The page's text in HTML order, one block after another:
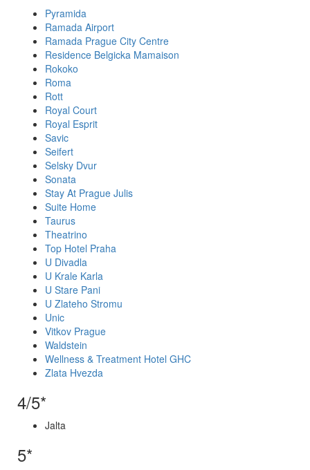
Pyramida
Ramada Airport
Ramada Prague City Centre
Residence Belgicka Mamaison
Rokoko
Roma
Rott
Royal Court
Royal Esprit
Savic
Seifert
Selsky Dvur
Sonata
Stay At Prague Julis
Suite Home
Taurus
Theatrino
Top Hotel Praha
U Divadla
U Krale Karla
U Stare Pani
U Zlateho Stromu
Unic
Vitkov Prague
Waldstein
Wellness & Treatment Hotel GHC
Zlata Hvezda
4/5*
Jalta
5*